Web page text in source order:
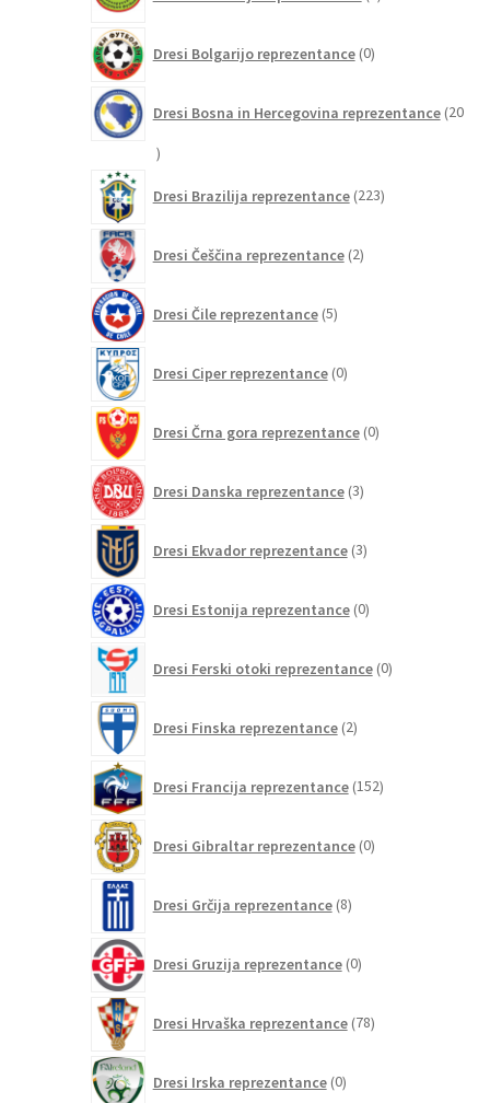
Dresi Bolgarijo reprezentance 0izdelkov
Dresi Bosna in Hercegovina reprezentance 20
20
Dresi Brazilija reprezentance 223izdelkov
Dresi Češčina reprezentance 2izdelka
Dresi Čile reprezentance 5izdelkov
Dresi Ciper reprezentance 0izdelkov
Dresi Črna gora reprezentance 0izdelkov
Dresi Danska reprezentance 3izdelki
Dresi Ekvador reprezentance 3izdelki
Dresi Estonija reprezentance 0izdelkov
Dresi Ferski otoki reprezentance 0izdelkov
Dresi Finska reprezentance 2izdelka
Dresi Francija reprezentance 152izdelkov
Dresi Gibraltar reprezentance 0izdelkov
Dresi Grčija reprezentance 8izdelkov
Dresi Gruzija reprezentance 0izdelkov
Dresi Hrvaška reprezentance 78izdelkov
Dresi Irska reprezentance 0izdelkov